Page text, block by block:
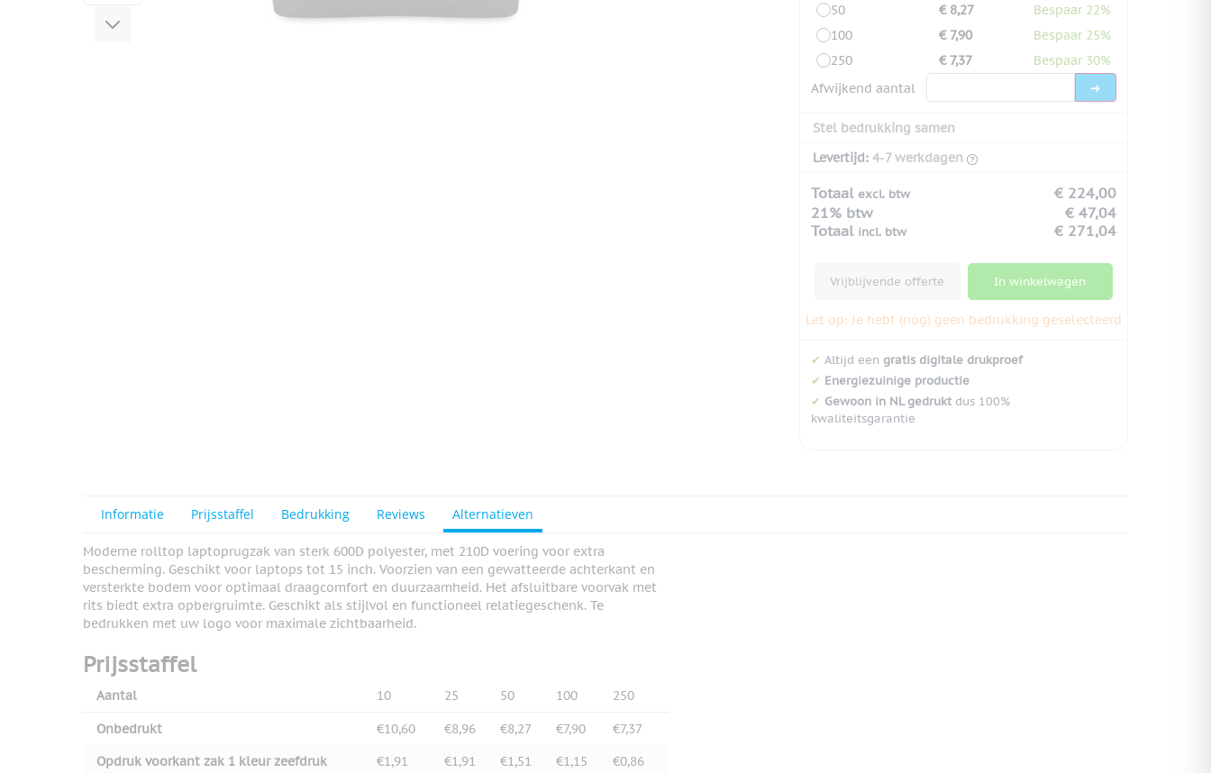
View larger image
View larger image
View larger image
View larger image
50
€ 8,27
Bespaar 22%
100
€ 7,90
Bespaar 25%
250
€ 7,37
Bespaar 30%
Afwijkend aantal
Stel bedrukking samen
Levertijd: 4-7 werkdagen
Totaal excl. btw
€ 224,00
21% btw
€ 47,04
Totaal incl. btw € 271,04
Vrijblijvende offerte In winkelwagen
Let op: Je hebt (nog) geen bedrukking geselecteerd
✔ Altijd een gratis digitale drukproef
✔ Energiezuinige productie
✔ Gewoon in NL gedruktdus 100%
kwaliteitsgarantie
Informatie Prijsstaffel Bedrukking Reviews Alternatieven
Moderne rolltop laptoprugzak van sterk 600D polyester, met 210D voering voor extra
bescherming. Geschikt voor laptops tot 15 inch. Voorzien van een gewatteerde achterkant en
versterkte bodem voor optimaal draagcomfort en duurzaamheid. Het afsluitbare voorvak met
rits biedt extra opbergruimte. Geschikt als stijlvol en functioneel relatiegeschenk. Te
bedrukken met uw logo voor maximale zichtbaarheid.
Prijsstaffel
Aantal 10 25 50 100 250
Onbedrukt €10,60 €8,96 €8,27 €7,90
€7,37
Opdruk voorkant zak 1 kleur zeefdruk
€1,91 €1,91 €1,51 €1,15 €0,86